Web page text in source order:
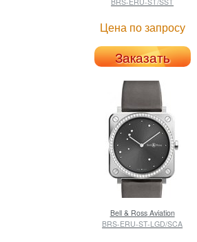
Цена по запросу
Заказать
Bell & RossAviation
BRS-ERU-ST-LGD/SCA